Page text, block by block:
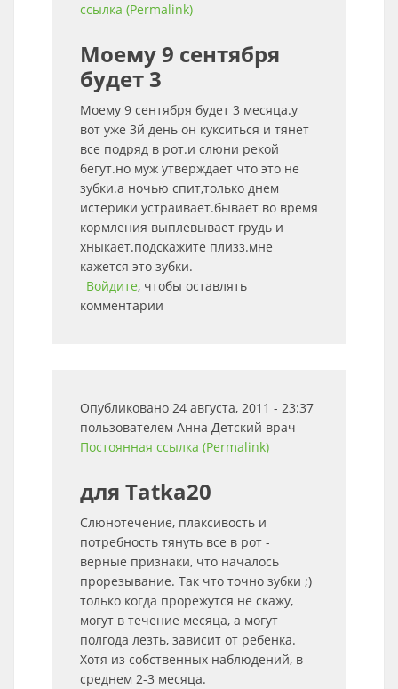
ссылка (Permalink)
Моему 9 сентября
будет 3
Моему 9 сентября будет 3 месяца.у
вот уже 3й день он кукситься и тянет
все подряд в рот.и слюни рекой
бегут.но муж утверждает что это не
зубки.а ночью спит,только днем
истерики устраивает.бывает во время
кормления выплевывает грудь и
хныкает.подскажите плизз.мне
кажется это зубки.
Войдите, чтобы оставлять
комментарии
Опубликовано 24 августа, 2011 - 23:37
пользователем Анна Детский врач
Постоянная ссылка (Permalink)
для Tatka20
Слюнотечение, плаксивость и
потребность тянуть все в рот -
верные признаки, что началось
прорезывание. Так что точно зубки ;)
только когда прорежутся не скажу,
могут в течение месяца, а могут
полгода лезть, зависит от ребенка.
Хотя из собственных наблюдений, в
среднем 2-3 месяца.